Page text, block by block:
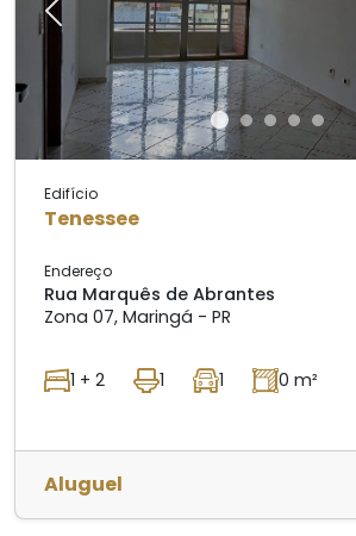
Previous
Edifício
Tenessee
Endereço
Rua Marquês de Abrantes
Zona 07, Maringá - PR
1 + 2 1 1 0 m²
Aluguel